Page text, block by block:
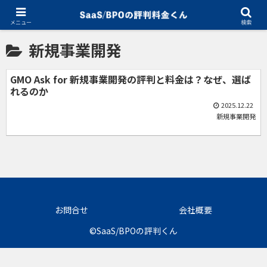
ホーム 新規事業開発
新規事業開発
GMO Ask for 新規事業開発の評判と料金は？なぜ、選ば
れるのか
2025.12.22
新規事業開発
お問合せ
会社概要
©SaaS/BPOの評判くん
メニュー 検索